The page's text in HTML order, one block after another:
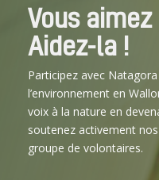
Vous
Aidez-la !
Participez avec
l’environnement en
voix à la nature en
soutenez activement
groupe de volontaires.